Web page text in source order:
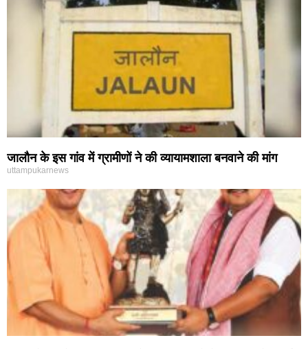
जालौन के इस गांव में ग्रामीणों ने की व्यायामशाला बनवाने की मांग
uttampukarnews